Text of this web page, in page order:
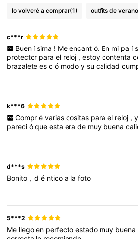
lo volveré a comprar(1) outfits de verano
c***r
Buen ísima ! Me encant ó. En mi pa ís
protector parael reloj ,estoycontenta
brazaleteescó modoysucalidad
k***6
Compr é varias cositas para el reloj , y
parecióqueestaerade muy buena
d***s
Bonito , idé nticoa lafoto
5***2
Me llegoen perfectoestado muy buena